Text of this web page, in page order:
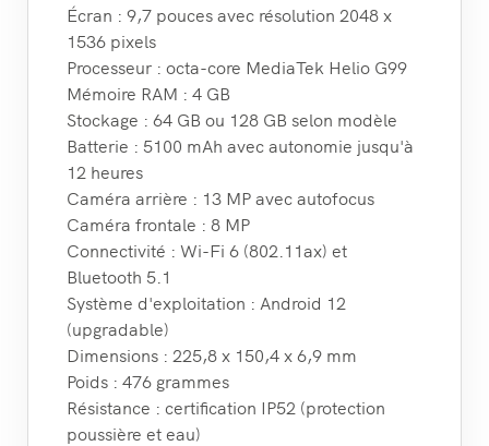
Écran : 9,7 pouces avec résolution 2048 x
1536 pixels
Processeur : octa-core MediaTek Helio G99
Mémoire RAM : 4 GB
Stockage : 64 GB ou 128 GB selon modèle
Batterie : 5100 mAh avec autonomie jusqu'à
12 heures
Caméra arrière : 13 MP avec autofocus
Caméra frontale : 8 MP
Connectivité : Wi-Fi 6 (802.11ax) et
Bluetooth 5.1
Système d'exploitation : Android 12
(upgradable)
Dimensions : 225,8 x 150,4 x 6,9 mm
Poids : 476 grammes
Résistance : certification IP52 (protection
poussière et eau)